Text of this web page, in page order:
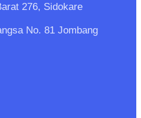
276, Sidokare
No. 81 Jombang